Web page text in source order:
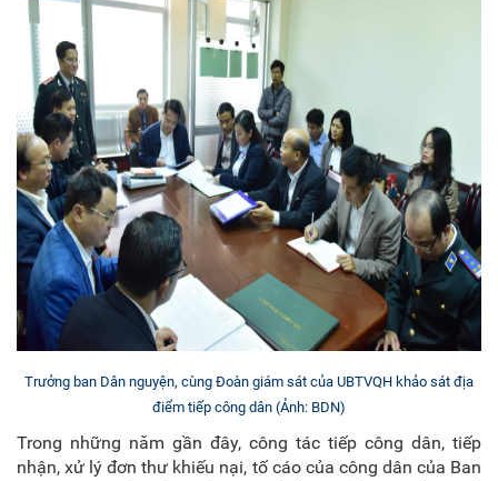
Trưởng ban Dân nguyện, cùng Đoàn giám sát của UBTVQH khảo sát địa
điểm tiếp công dân (Ảnh: BDN)
Trong những năm gần đây, công tác tiếp công dân, tiếp
nhận, xử lý đơn thư khiếu nại, tố cáo của công dân của Ban